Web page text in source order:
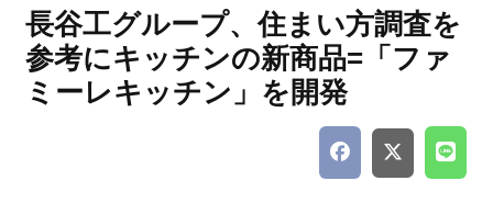
長谷工グループ、住まい方調査を
参考にキッチンの新商品=「ファ
ミーレキッチン」を開発